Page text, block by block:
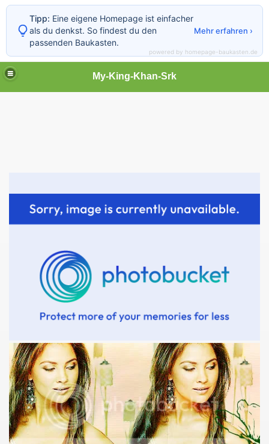
My-King-Khan-Srk
Tipp: Eine eigene Homepage ist einfacher
als du denkst. So findest du den
passenden Baukasten.
Mehr erfahren ›
powered by homepage-baukasten.de